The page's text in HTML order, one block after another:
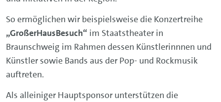
So ermöglichen wir beispielsweise die Konzertreihe
„GroßerHausBesuch“ im Staatstheater in
Braunschweig im Rahmen dessen Künstlerinnnen und
Künstler sowie Bands aus der Pop- und Rockmusik
auftreten.
Als alleiniger Hauptsponsor unterstützen die